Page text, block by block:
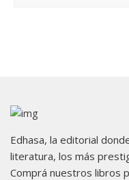
Edhasa, la editorial
literatura, los más
Comprá nuestros libros